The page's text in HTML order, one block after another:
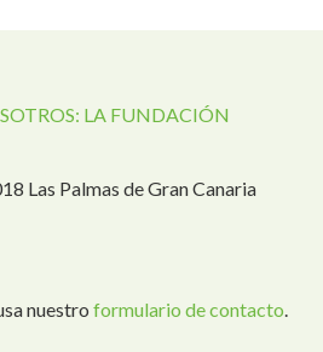
LA FUNDACIÓN
Las Palmas de Gran Canaria
nuestroformulario de contacto.